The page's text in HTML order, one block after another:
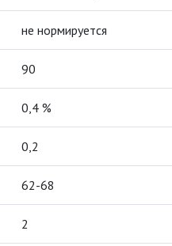
не нормируется
90
0,4 %
0,2
62-68
2